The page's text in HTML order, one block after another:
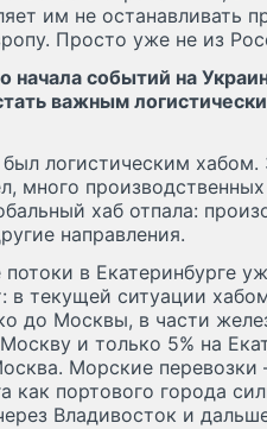
им не останавливать
Просто уже не из
начала событий на
важным
был логистическим
много
хаб отпала:
направления.
потоки в Екатеринбурге
текущей ситуации
до Москвы, в части
и только 5% на
Морские
как портового города
Владивосток и